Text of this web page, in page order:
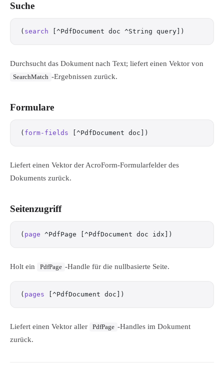
Suche
( search [^PdfDocument doc ^String query])
Durchsucht das Dokument nach Text; liefert einen Vektor von
SearchMatch -Ergebnissen zurück.
Formulare
( form-fields [^PdfDocument doc])
Liefert einen Vektor der AcroForm-Formularfelder des
Dokuments zurück.
Seitenzugriff
( page ^PdfPage [^PdfDocument doc idx])
Holt ein PdfPage -Handle für die nullbasierte Seite.
( pages [^PdfDocument doc])
Liefert einen Vektor aller PdfPage -Handles im Dokument
zurück.